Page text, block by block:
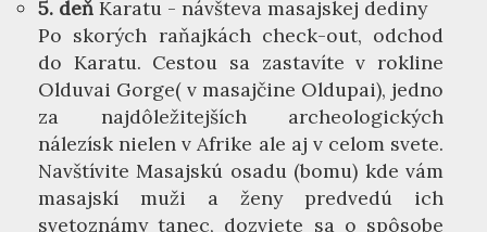
5. deň Karatu - návšteva masajskej dediny
Po skorých raňajkách check-out, odchod
do Karatu. Cestou sa zastavíte v rokline
Olduvai Gorge( v masajčine Oldupai), jedno
za najdôležitejších archeologických
nálezísk nielen v Afrike ale aj v celom svete.
Navštívite Masajskú osadu (bomu) kde vám
masajskí muži a ženy predvedú ich
svetoznámy tanec, dozviete sa o spôsobe